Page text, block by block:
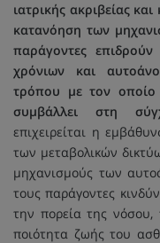
ιατρικής ακριβείας
κατανόηση των
παράγοντες
χρόνιων και
τρόπου με τον οποίο
συμβάλλει στη
επιχειρείται η
των μεταβολικών
μηχανισμούς των
τους παράγοντες
την πορεία της νόσου,
ποιότητα ζωής του